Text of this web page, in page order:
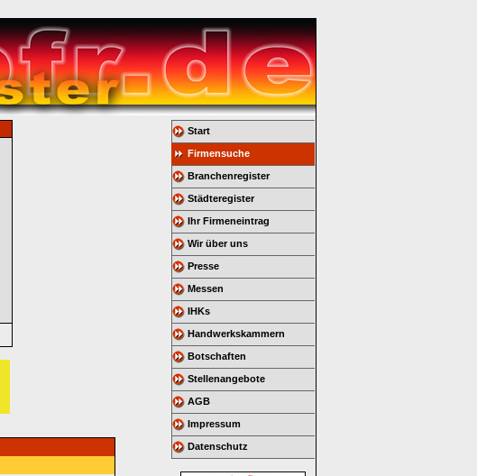
Start
Firmensuche
Branchenregister
Städteregister
Ihr Firmeneintrag
Wir über uns
Presse
Messen
IHKs
Handwerkskammern
Botschaften
Stellenangebote
AGB
Impressum
Datenschutz